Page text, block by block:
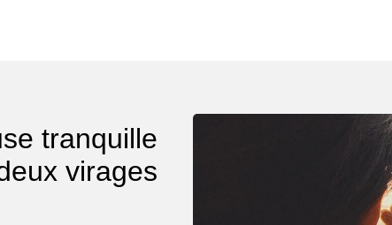
tranquille
virages